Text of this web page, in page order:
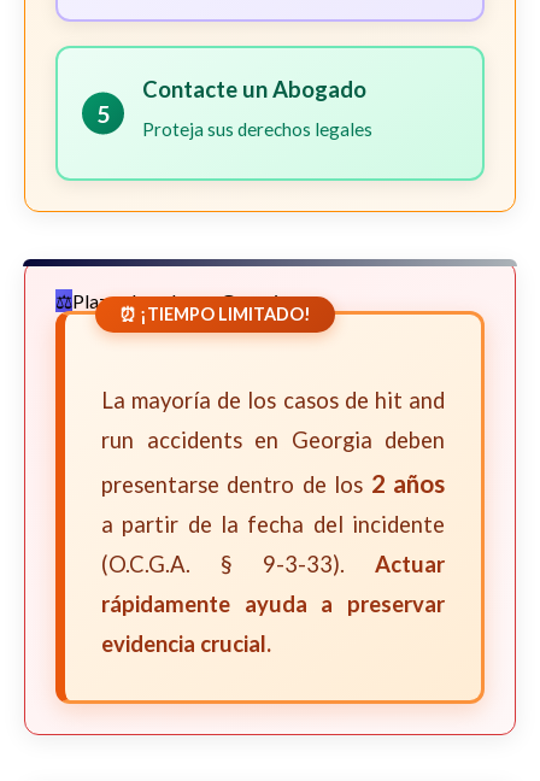
5
Contacte un Abogado
Proteja sus derechos legales
Plazos Legales en Georgia
⏰ ¡TIEMPO LIMITADO!
La mayoría de los casos de hit and
run accidents en Georgia deben
presentarse dentro de los 2 años
a partir de la fecha del incidente
(O.C.G.A. § 9-3-33). Actuar
rápidamente ayuda a preservar
evidencia crucial.